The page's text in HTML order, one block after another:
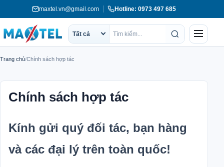
tới
nội
maxtel.vn@gmail.com Hotline: 0973 497 685
Phạm
Tất cả
Tìm
Menu
Trang chủ/Chính sách hợp tác
Chính sách hợp tác
Kính gửi quý đối tác, bạn hàng
và các đại lý trên toàn quốc!